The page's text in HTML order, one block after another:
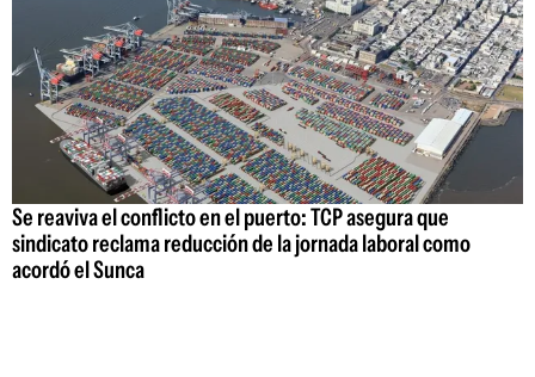
Se reaviva el conflicto en el puerto: TCP asegura que
sindicato reclama reducción de la jornada laboral como
acordó el Sunca